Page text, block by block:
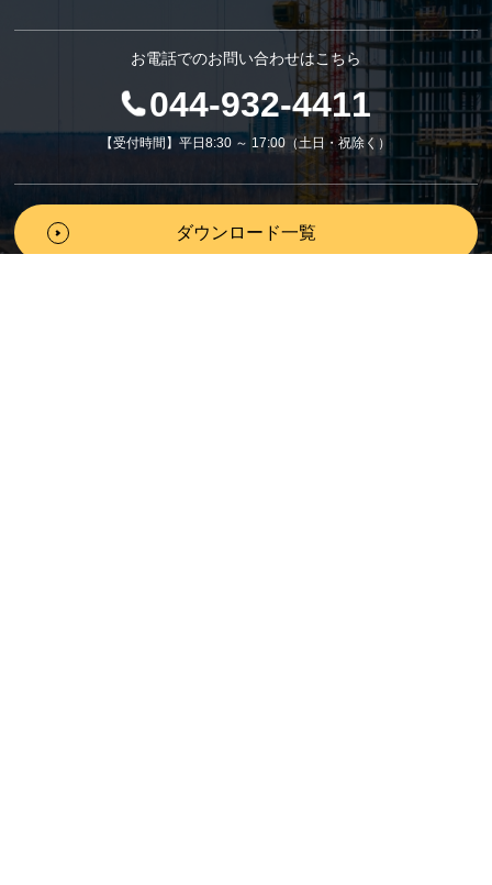
お電話でのお問い合わせはこちら
044-932-4411
【受付時間】平日8:30 ～ 17:00（土日・祝除く）
ダウンロード一覧